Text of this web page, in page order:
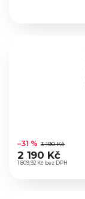
hodnocení
produktu
je
1 809,92 Kč bez DPH
–31 % 3 190 Kč
2 190 Kč